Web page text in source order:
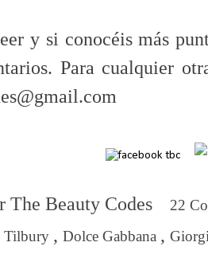
y si conocéis más
Para cualquier
The Beauty Codes 22
Tilbury ,Dolce Gabbana ,